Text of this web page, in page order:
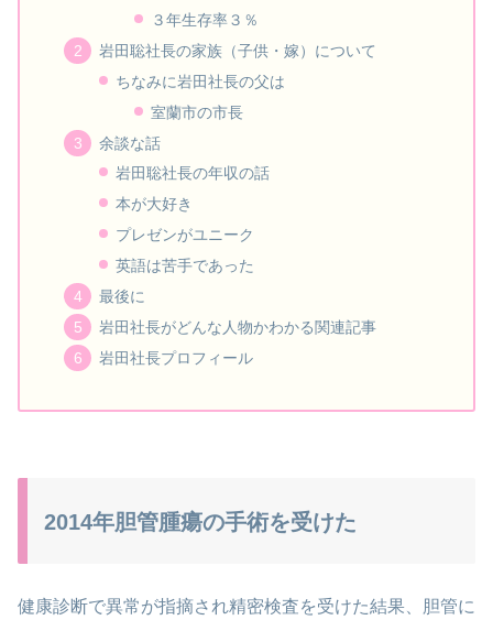
３年生存率３％
岩田聡社長の家族（子供・嫁）について
ちなみに岩田社長の父は
室蘭市の市長
余談な話
岩田聡社長の年収の話
本が大好き
プレゼンがユニーク
英語は苦手であった
最後に
岩田社長がどんな人物かわかる関連記事
岩田社長プロフィール
2014年胆管腫瘍の手術を受けた
健康診断で異常が指摘され精密検査を受けた結果、胆管に